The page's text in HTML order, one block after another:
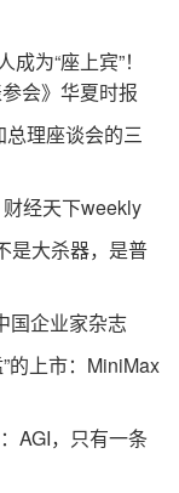
为“座上宾”！
会》华夏时报
理座谈会的三
经天下weekly
大杀器，是普
企业家杂志
的上市：MiniMax
AGI，只有一条